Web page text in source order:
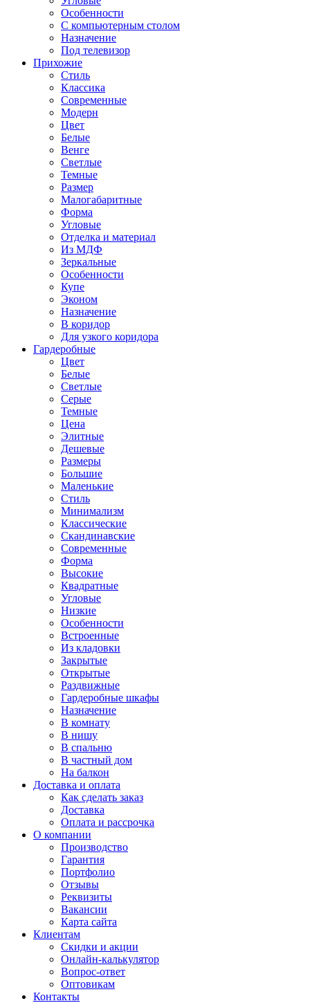
Особенности
С компьютерным столом
Назначение
Под телевизор
Прихожие
Стиль
Классика
Современные
Модерн
Цвет
Белые
Венге
Светлые
Темные
Размер
Малогабаритные
Форма
Угловые
Отделка и материал
Из МДФ
Зеркальные
Особенности
Купе
Эконом
Назначение
В коридор
Для узкого коридора
Гардеробные
Цвет
Белые
Светлые
Серые
Темные
Цена
Элитные
Дешевые
Размеры
Большие
Маленькие
Стиль
Минимализм
Классические
Скандинавские
Современные
Форма
Высокие
Квадратные
Угловые
Низкие
Особенности
Встроенные
Из кладовки
Закрытые
Открытые
Раздвижные
Гардеробные шкафы
Назначение
В комнату
В нишу
В спальню
В частный дом
На балкон
Доставка и оплата
Как сделать заказ
Доставка
Оплата и рассрочка
О компании
Производство
Гарантия
Портфолио
Отзывы
Реквизиты
Вакансии
Карта сайта
Клиентам
Скидки и акции
Онлайн-калькулятор
Вопрос-ответ
Оптовикам
Контакты